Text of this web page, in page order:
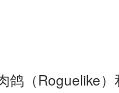
鸽（Roguelike